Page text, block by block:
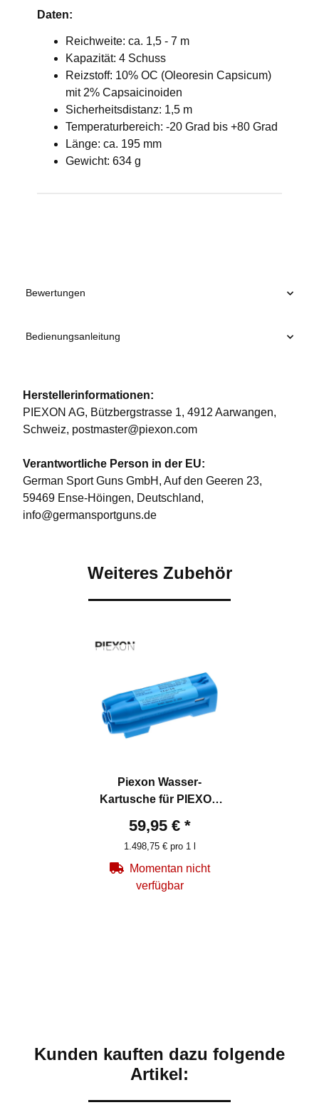
Daten:
Reichweite: ca. 1,5 - 7 m
Kapazität: 4 Schuss
Reizstoff: 10% OC (Oleoresin Capsicum)
mit 2% Capsaicinoiden
Sicherheitsdistanz: 1,5 m
Temperaturbereich: -20 Grad bis +80 Grad
Länge: ca. 195 mm
Gewicht: 634 g
Bewertungen
Bedienungsanleitung
Herstellerinformationen:
PIEXON AG, Bützbergstrasse 1, 4912 Aarwangen,
Schweiz, postmaster@piexon.com
Verantwortliche Person in der EU:
German Sport Guns GmbH, Auf den Geeren 23,
59469 Ense-Höingen, Deutschland,
info@germansportguns.de
Weiteres Zubehör
Piexon Wasser-
Kartusche für PIEXON
59,95 € *
1.498,75 € pro 1 l
Momentan nicht
verfügbar
Kunden kauften dazu folgende
Artikel: